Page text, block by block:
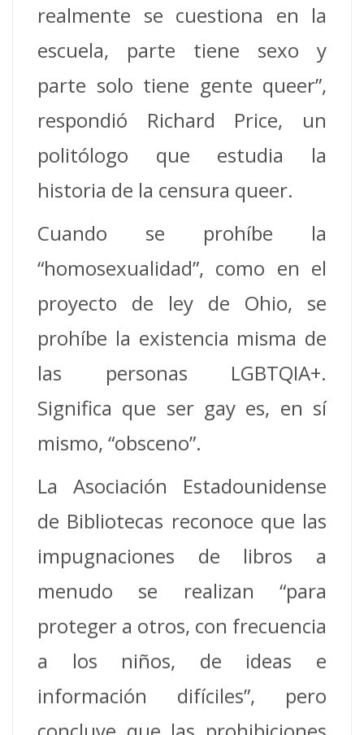
realmente se cuestiona en la
escuela, parte tiene sexo y
parte solo tiene gente queer”,
respondió Richard Price, un
politólogo que estudia la
historia de la censura queer.
Cuando se prohíbe la
“homosexualidad”, como en el
proyecto de ley de Ohio, se
prohíbe la existencia misma de
las personas LGBTQIA+.
Significa que ser gay es, en sí
mismo, “obsceno”.
La Asociación Estadounidense
de Bibliotecas reconoce que las
impugnaciones de libros a
menudo se realizan “para
proteger a otros, con frecuencia
a los niños, de ideas e
información difíciles”, pero